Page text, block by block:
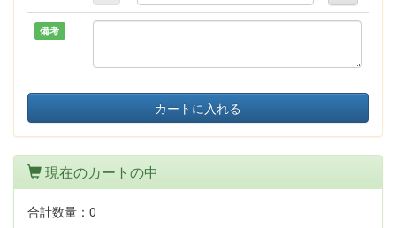
備考
カートに入れる
現在のカートの中
合計数量： 0